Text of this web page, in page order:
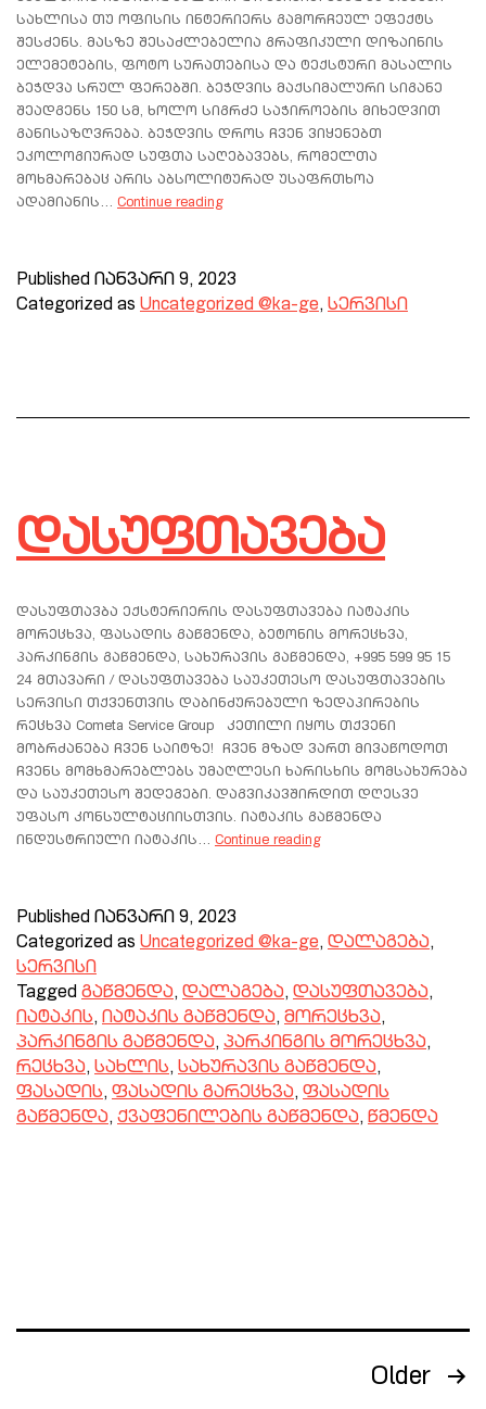
სახლისა თუ ოფისის ინტერიერს გამორჩეულ ეფექტს
შესძენს. მასზე შესაძლებელია გრაფიკული დიზაინის
ელემეტების, ფოტო სურათებისა და ტექსტური მასალის
ბეჭდვა სრულ ფერებში. ბეჭდვის მაქსიმალური სიგანე
შეადგენს 150 სმ, ხოლო სიგრძე საჭიროების მიხედვით
განისაზღვრება. ბეჭდვის დროს ჩვენ ვიყენებთ
ეკოლოგიურად სუფთა საღებავებს, რომელთა
მოხმარებაც არის აბსოლიტურად უსაფრთხოა
ადამიანის… Continue reading
Published იანვარი 9, 2023
Categorized as Uncategorized @ka-ge, სერვისი
დასუფთავება
დასუფთავბა ექსტერიერის დასუფთავება იატაკის
მორეცხვა, ფასადის გაწმენდა, ბეტონის მორეცხვა,
პარკინგის გაწმენდა, სახურავის გაწმენდა, +995 599 95 15
24 მთავარი / დასუფთავება საუკეთესო დასუფთავების
სერვისი თქვენთვის დაბინძურებული ზედაპირების
რეცხვა Cometa Service Group კეთილი იყოს თქვენი
მობრძანება ჩვენ საიტზე! ჩვენ მზად ვართ მივაწოდოთ
ჩვენს მომხმარებლებს უმაღლესი ხარისხის მომსახურება
და საუკეთესო შედეგები. დაგვიკავშირდით დღესვე
უფასო კონსულტაციისთვის. იატაკის გაწმენდა
ინდუსტრიული იატაკის… Continue reading
Published იანვარი 9, 2023
Categorized as Uncategorized @ka-ge, დალაგება,
სერვისი
Tagged გაწმენდა, დალაგება, დასუფთავება,
იატაკის, იატაკის გაწმენდა, მორეცხვა,
პარკინგის გაწმენდა, პარკინგის მორეცხვა,
რეცხვა, სახლის, სახურავის გაწმენდა,
ფასადის, ფასადის გარეცხვა, ფასადის
გაწმენდა, ქვაფენილების გაწმენდა, წმენდა
Older